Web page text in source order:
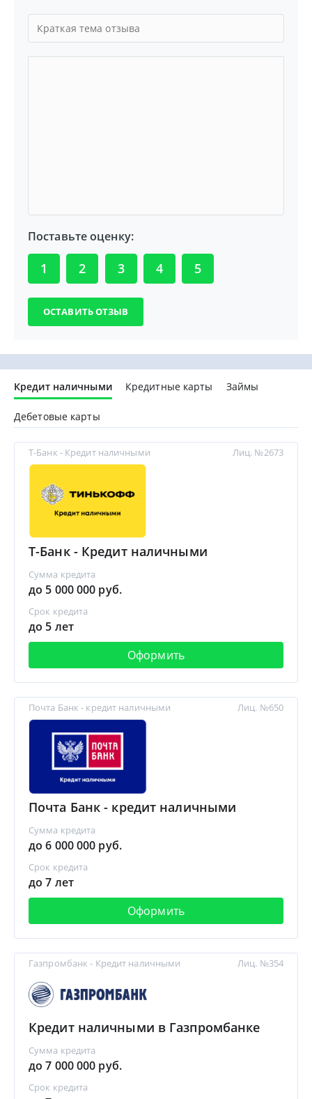
Поставьте оценку:
1 2 3 4 5
Кредит наличными Кредитные карты Займы
Дебетовые карты
Т-Банк - Кредит наличными
Т-Банк - Кредит наличными
Сумма кредита
до 5 000 000 руб.
Срок кредита
до 5 лет
Оформить
Лиц. №2673
Почта Банк - кредит наличными
Почта Банк - кредит наличными
Сумма кредита
до 6 000 000 руб.
Срок кредита
до 7 лет
Оформить
Лиц. №650
Газпромбанк - Кредит наличными
Кредит наличными в Газпромбанке
Сумма кредита
до 7 000 000 руб.
Срок кредита
Лиц. №354